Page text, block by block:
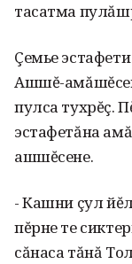
тасат­ма
Çемье
Ашшĕ-
пулса тухрĕç.
эстафетăна
ашшĕсене.
- Кашни çул
пĕрне те
сăнаса тăнă